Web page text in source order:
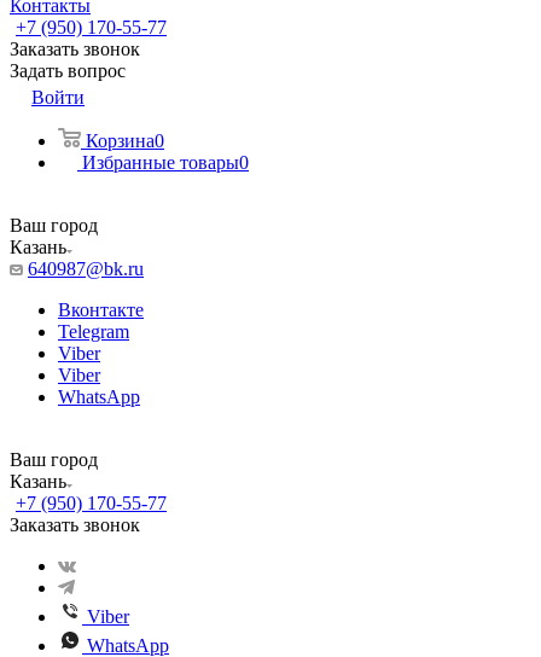
Контакты
+7 (950) 170-55-77
Заказать звонок
Задать вопрос
Войти
Корзина0
Избранные товары0
Ваш город
Казань
640987@bk.ru
Вконтакте
Telegram
Viber
Viber
WhatsApp
Ваш город
Казань
+7 (950) 170-55-77
Заказать звонок
Viber
WhatsApp